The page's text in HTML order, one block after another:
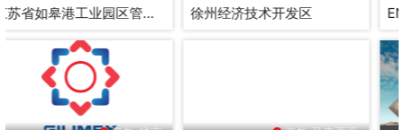
徐州经济技术开发区